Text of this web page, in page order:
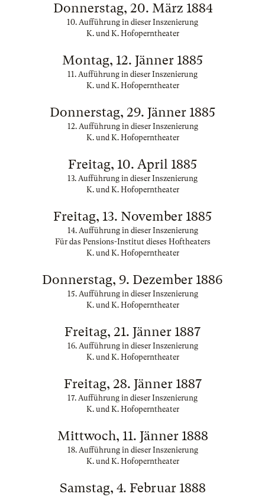
Donnerstag, 20. März 1884
10. Aufführung in dieser Inszenierung
K. und K. Hofoperntheater
Montag, 12. Jänner 1885
11. Aufführung in dieser Inszenierung
K. und K. Hofoperntheater
Donnerstag, 29. Jänner 1885
12. Aufführung in dieser Inszenierung
K. und K. Hofoperntheater
Freitag, 10. April 1885
13. Aufführung in dieser Inszenierung
K. und K. Hofoperntheater
Freitag, 13. November 1885
14. Aufführung in dieser Inszenierung
Für das Pensions-Institut dieses Hoftheaters
K. und K. Hofoperntheater
Donnerstag, 9. Dezember 1886
15. Aufführung in dieser Inszenierung
K. und K. Hofoperntheater
Freitag, 21. Jänner 1887
16. Aufführung in dieser Inszenierung
K. und K. Hofoperntheater
Freitag, 28. Jänner 1887
17. Aufführung in dieser Inszenierung
K. und K. Hofoperntheater
Mittwoch, 11. Jänner 1888
18. Aufführung in dieser Inszenierung
K. und K. Hofoperntheater
Samstag, 4. Februar 1888